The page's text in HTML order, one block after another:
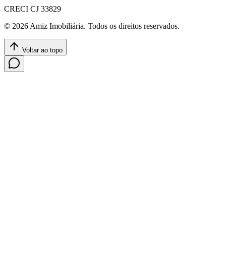
CRECI CJ 33829
© 2026Amiz Imobiliária. Todos os direitos reservados.
Voltar ao topo